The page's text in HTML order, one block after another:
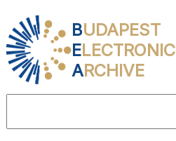
BUDAPEST
ELECTRONIC
ARCHIVE